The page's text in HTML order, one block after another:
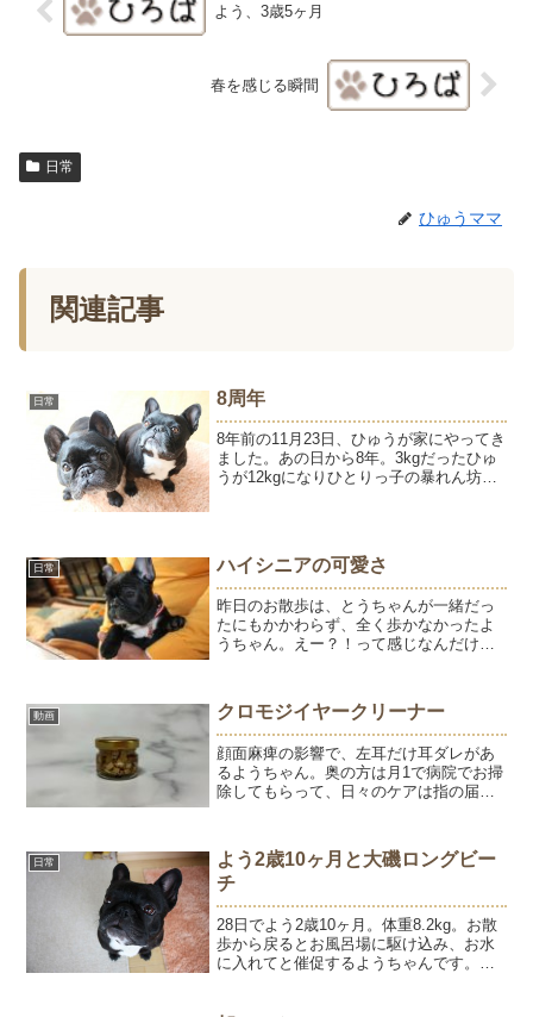
よう、3歳5ヶ月
春を感じる瞬間
日常
ひゅうママ
関連記事
日常 8周年
8年前の11月23日、ひゅうが家にやってき
ました。あの日から8年。3kgだったひゅ
うが12kgになりひとりっ子の暴れん坊
日々になりま...
日常 ハイシニアの可愛さ
昨日のお散歩は、とうちゃんが一緒だっ
たにもかかわらず、全く歩かなかったよ
うちゃん。えー？！って感じなんだけ
にもスタスタとおうちに戻ったので「よ
うちゃん、ちょっとがんばっ...
動画 クロモジイヤークリーナー
顔面麻痺の影響で、左耳だけ耳ダレがあ
るようちゃん。奥の方は月1で病院でお掃
除してもらって、日々のケアは指の届く
から、手作りのクロモジイヤークリーナ
ーに変えて10日ほど経ち...
日常
よう2歳10ヶ月と大磯ロングビー
チ
28日でよう2歳10ヶ月。体重8.2kg。お散
歩から戻るとお風呂場に駆け込み、お水
に入れてと催促するようちゃんです。お